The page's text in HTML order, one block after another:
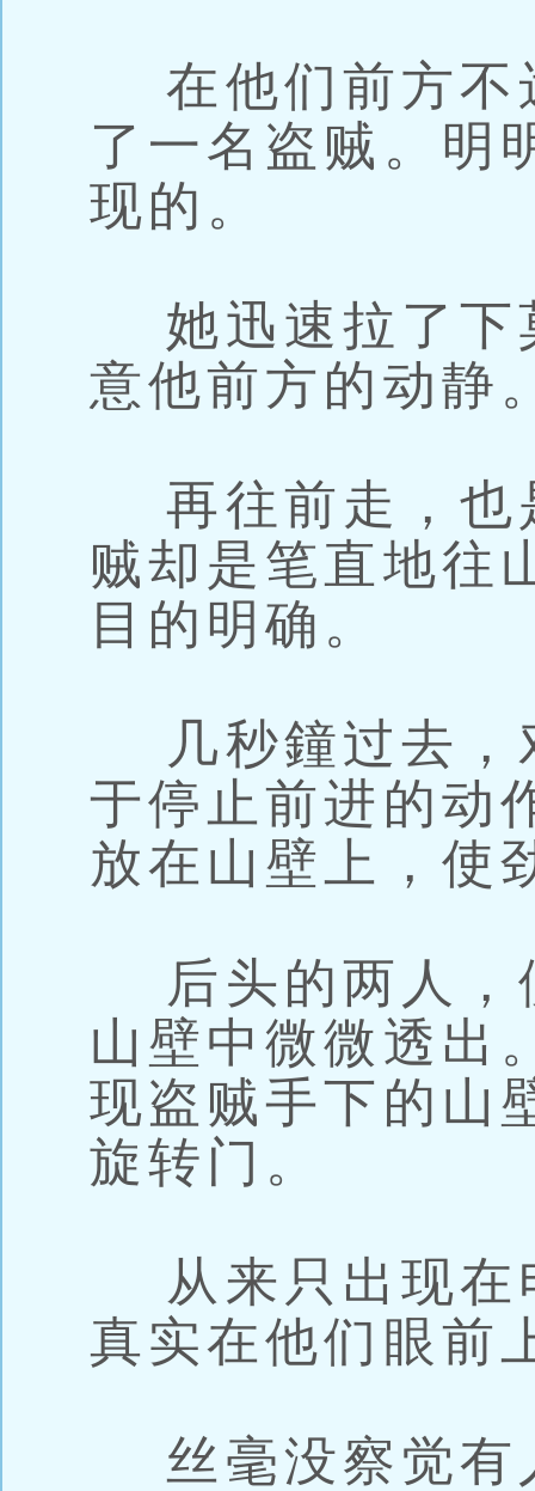
在他们前方不
了一名盗贼。明
现的。
她迅速拉了下
意他前方的动静
再往前走，也
贼却是笔直地往
目的明确。
几秒鐘过去，
于停止前进的动
放在山壁上，使
后头的两人，
山壁中微微透出
现盗贼手下的山
旋转门。
从来只出现在
真实在他们眼前
丝毫没察觉有